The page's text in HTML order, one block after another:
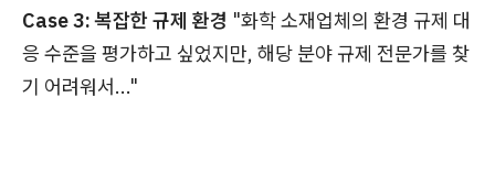
Case 3: 복잡한 규제 환경 "화학 소재업체의 환경 규제 대
응 수준을 평가하고 싶었지만, 해당 분야 규제 전문가를 찾
기 어려워서..."